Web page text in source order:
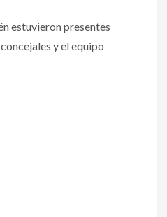
estuvieron presentes
y el equipo